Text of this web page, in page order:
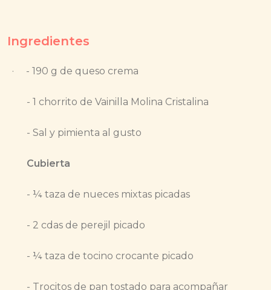
Ingredientes
· - 190 g de queso crema
- 1 chorrito de Vainilla Molina Cristalina
- Sal y pimienta al gusto
Cubierta
- ¼ taza de nueces mixtas picadas
- 2 cdas de perejil picado
- ¼ taza de tocino crocante picado
- Trocitos de pan tostado para acompañar